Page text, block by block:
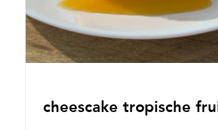
cheescake tropische